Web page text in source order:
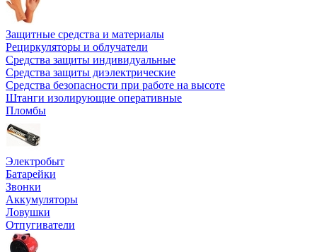
Защитные средства и материалы
Рециркуляторы и облучатели
Средства защиты индивидуальные
Средства защиты диэлектрические
Средства безопасности при работе на высоте
Штанги изолирующие оперативные
Пломбы
Электробыт
Батарейки
Звонки
Аккумуляторы
Ловушки
Отпугиватели